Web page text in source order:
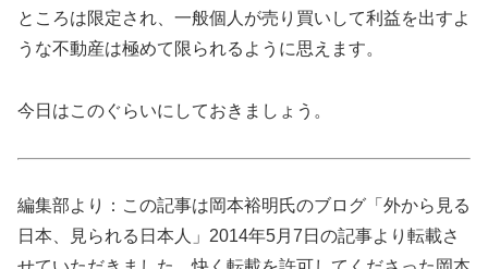
ところは限定され、一般個人が売り買いして利益を出すよ
うな不動産は極めて限られるように思えます。
今日はこのぐらいにしておきましょう。
編集部より：この記事は岡本裕明氏のブログ「外から見る
日本、見られる日本人」2014年5月7日の記事より転載さ